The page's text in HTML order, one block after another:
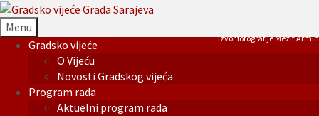
Menu
Gradsko vijeće
O Vijeću
Novosti Gradskog vijeća
Program rada
Aktuelni program rada
Izvor fotografije Mezit Armin